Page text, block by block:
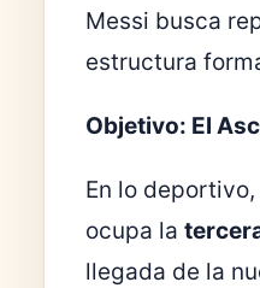
Messi busca
estructura
Objetivo: El
En lo
ocupa la
llegada de la